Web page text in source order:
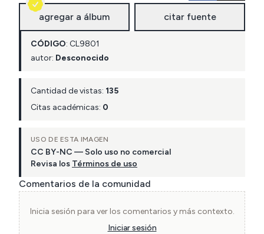
agregar a álbum citar fuente
CÓDIGO: CL9801
autor: Desconocido
Cantidad de vistas: 135
Citas académicas: 0
USO DE ESTA IMAGEN
CC BY-NC — Solo uso no comercial
Revisa los Términos de uso
Comentarios de la comunidad
Inicia sesión para ver los comentarios y más contexto.
Iniciar sesión